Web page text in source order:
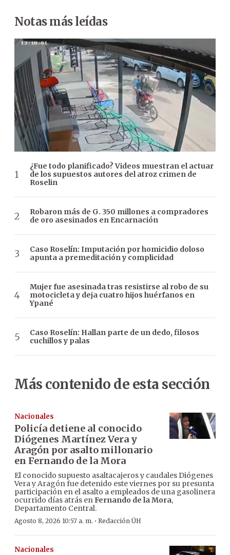
Notas más leídas
¿Fue todo planificado? Videos muestran el actuar
de los supuestos autores del atroz crimen de
Roselin
Robaron más de G. 350 millones a compradores
de oro asesinados en Encarnación
Caso Roselín: Imputación por homicidio doloso
apunta a premeditación y complicidad
Mujer fue asesinada tras resistirse al robo de su
motocicleta y deja cuatro hijos huérfanos en
Ypané
Caso Roselín: Hallan parte de un dedo, filosos
cuchillos y palas
Más contenido de esta sección
Nacionales
Policía detiene al conocido
Diógenes Martínez Vera y
Aragón por asalto millonario
en Fernando de la Mora
El conocido supuesto asaltacajeros y caudales Diógenes
Vera y Aragón fue detenido este viernes por su presunta
participación en el asalto a empleados de una gasolinera
ocurrido días atrás enFernando de la Mora,
Departamento Central.
Agosto 8, 2026 10:57 a. m. · Redacción ÚH
Nacionales